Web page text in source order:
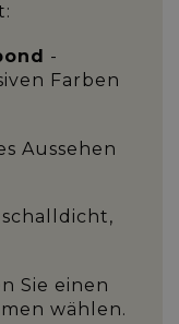
-
Farben
Aussehen
Sie einen
wählen.